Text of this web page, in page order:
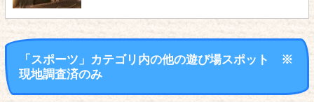
「スポーツ」カテゴリ内の他の遊び場スポット ※
現地調査済のみ